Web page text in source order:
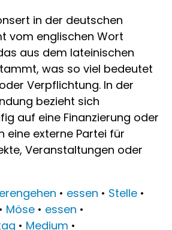
in der deutschen
vom englischen Wort
aus dem lateinischen
was so viel bedeutet
Verpflichtung. In der
bezieht sich
auf eine Finanzierung oder
eine externe Partei für
Veranstaltungen oder
• essen • Stelle •
• Möse • essen •
• Medium •